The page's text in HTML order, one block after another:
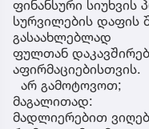
ფინანსური სიუხვის
სურვილების დაფის
გასაახლებლად
ფულთან
აფირმაციებისთვის.
არ გამოტოვოთ;
მაგალითად:
მადლიერებით